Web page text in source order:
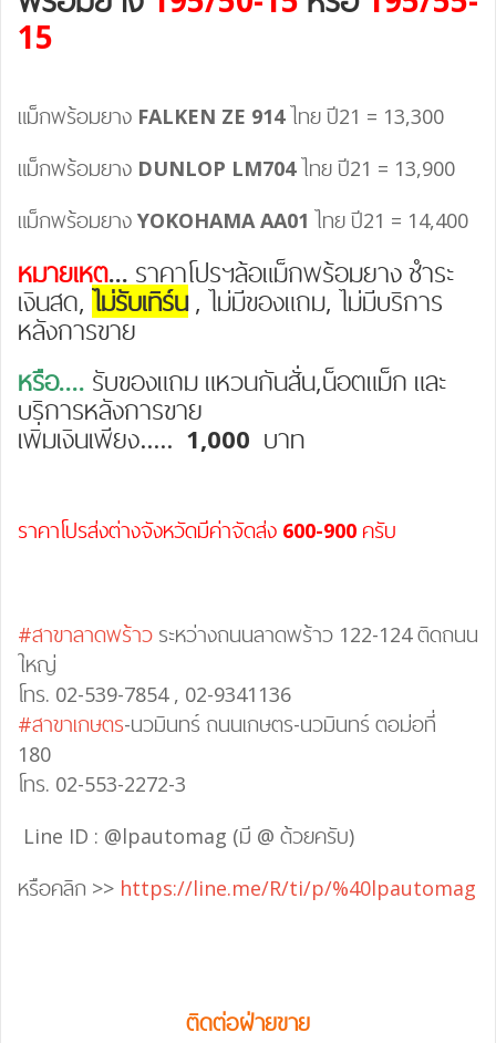
15
แม็กพร้อมยาง FALKEN ZE 914ไทย ปี21 = 13,300
แม็กพร้อมยาง DUNLOP LM704ไทย ปี21 = 13,900
แม็กพร้อมยาง YOKOHAMA AA01 ไทย ปี21 = 14,400
หมายเหตุ... ราคาโปรฯล้อแม็กพร้อมยาง ชำระ
เงินสด, ไม่รับเทิร์น, ไม่มีของแถม, ไม่มีบริการ
หลังการขาย
หรือ.... รับของแถม แหวนกันสั่น,น็อตแม็ก และ
บริการหลังการขาย
เพิ่มเงินเพียง..... 1,000 บาท
ราคาโปรส่งต่างจังหวัดมีค่าจัดส่ง 600-900 ครับ
#สาขาลาดพร้าว ระหว่างถนนลาดพร้าว 122-124 ติดถนน
ใหญ่
โทร. 02-539-7854 , 02-9341136
#สาขาเกษตร-นวมินทร์ ถนนเกษตร-นวมินทร์ ตอม่อที่
180
โทร. 02-553-2272-3
Line ID : @lpautomag (มี @ ด้วยครับ)
หรือคลิก >> https://line.me/R/ti/p/%40lpautomag
ติดต่อฝ่ายขาย